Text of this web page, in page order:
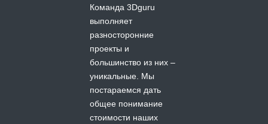
Команда 3Dguru
выполняет
разносторонние
проекты и
большинство из них –
уникальные. Мы
постараемся дать
общее понимание
стоимости наших